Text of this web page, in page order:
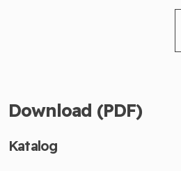
Download (PDF)
Katalog